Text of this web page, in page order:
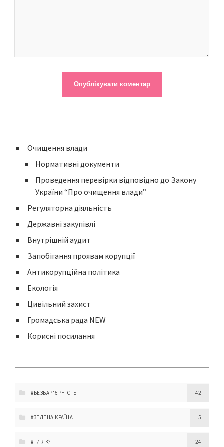
Очищення влади
Нормативні документи
Проведення перевірки відповідно до Закону
України “Про очищення влади”
Регуляторна діяльність
Державні закупівлі
Внутрішній аудит
Запобігання проявам корупції
Антикорупційна політика
Екологія
Цивільний захист
Громадська рада NEW
Корисні посилання
#БЕЗБАР'ЄРНІСТЬ 42
#ЗЕЛЕНА КРАЇНА 5
#ТИ ЯК? 24